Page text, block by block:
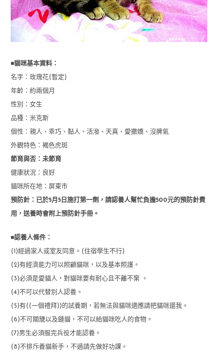
■貓咪基本資料：
名字：玫瑰花(暫定)
年齡：約兩個月
性別：女生
品種：米克斯
個性：親人、乖巧、黏人、活潑、天真、愛撒嬌、沒脾氣
外觀特色：褐色虎斑
節育與否：未節育
健康狀況：良好
貓咪所在地：屏東市
預防針：已於5月5日施打第一劑，請認養人幫忙負擔500元的預防針費
用，送養時會附上預防針手冊。
■認養人條件：
(1)經過家人或室友同意。(住宿學生不行)
(2)有經濟能力可以照顧貓咪，以及基本照護。
(3)必須是愛貓人，對貓咪要有耐心且不離不棄 。
(4)不可以代替別人認養。
(5)有((一個禮拜))的試養期，若無法與貓咪適應請把貓咪還我。
(6)不可關籠以及鏈貓，不可以給貓咪吃人的食物。
(7)男生必須服完兵役才能認養。
(8)不排斥養貓新手，不過請先做好功課。